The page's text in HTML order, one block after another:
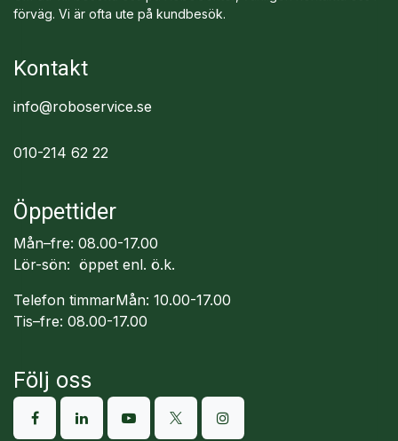
förväg. Vi är ofta ute på kundbesök.
Kontakt
info@roboservice.se
010-214 62 22
Öppettider
Mån–fre: 08.00-17.00
Lör-sön: öppet enl. ö.k.
Telefon timmarMån: 10.00-17.00
Tis–fre: 08.00-17.00
Följ oss